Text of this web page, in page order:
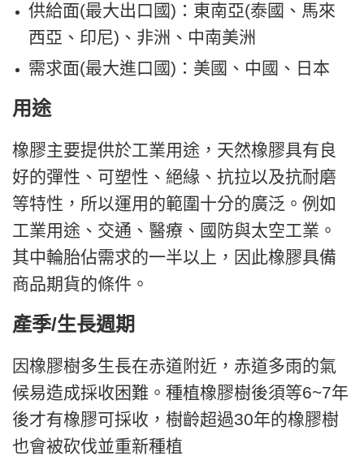
供給面(最大出口國)： 東南亞(泰國、馬來
西亞、印尼)、非洲、中南美洲
需求面(最大進口國)：美國、中國、日本
用途
橡膠主要提供於工業用途，天然橡膠具有良
好的彈性、可塑性、絕緣、抗拉以及抗耐磨
等特性，所以運用的範圍十分的廣泛。例如
工業用途、交通、醫療、國防與太空工業。
其中輪胎佔需求的一半以上，因此橡膠具備
商品期貨的條件。
產季/生長週期
因橡膠樹多生長在赤道附近，赤道多雨的氣
候易造成採收困難。種植橡膠樹後須等6~7年
後才有橡膠可採收，樹齡超過30年的橡膠樹
也會被砍伐並重新種植